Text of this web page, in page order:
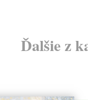
Ďalšie z